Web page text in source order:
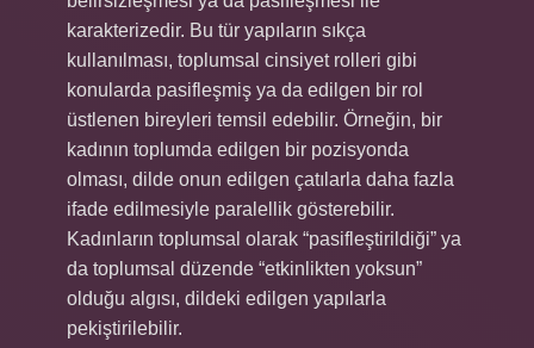
karakterizedir. Bu tür yapıların sıkça
kullanılması, toplumsal cinsiyet rolleri gibi
konularda pasifleşmiş ya da edilgen bir rol
üstlenen bireyleri temsil edebilir. Örneğin, bir
kadının toplumda edilgen bir pozisyonda
olması, dilde onun edilgen çatılarla daha fazla
ifade edilmesiyle paralellik gösterebilir.
Kadınların toplumsal olarak “pasifleştirildiği” ya
da toplumsal düzende “etkinlikten yoksun”
olduğu algısı, dildeki edilgen yapılarla
pekiştirilebilir.